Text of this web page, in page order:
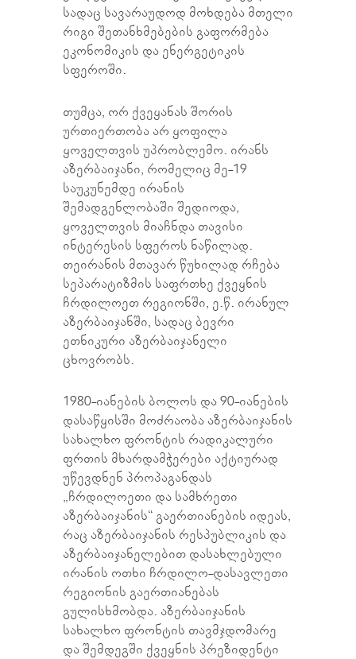
სადაც სავარაუდოდ მოხდება მთელი
რიგი შეთანხმებების გაფორმება
ეკონომიკის და ენერგეტიკის
სფეროში.
თუმცა, ორ ქვეყანას შორის
ურთიერთობა არ ყოფილა
ყოველთვის უპრობლემო. ირანს
აზერბაიჯანი, რომელიც მე-19
საუკუნემდე ირანის
შემადგენლობაში შედიოდა,
ყოველთვის მიაჩნდა თავისი
ინტერესის სფეროს ნაწილად.
თეირანის მთავარ წუხილად რჩება
სეპარატიზმის საფრთხე ქვეყნის
ჩრდილოეთ რეგიონში, ე.წ. ირანულ
აზერბაიჯანში, სადაც ბევრი
ეთნიკური აზერბაიჯანელი
ცხოვრობს.
1980-იანების ბოლოს და 90-იანების
დასაწყისში მოძრაობა აზერბაიჯანის
სახალხო ფრონტის რადიკალური
ფრთის მხარდამჭერები აქტიურად
უწევდნენ პროპაგანდას
„ჩრდილოეთი და სამხრეთი
აზერბაიჯანის“ გაერთიანების იდეას,
რაც აზერბაიჯანის რესპუბლიკის და
აზერბაიჯანელებით დასახლებული
ირანის ოთხი ჩრდილო-დასავლეთი
რეგიონის გაერთიანებას
გულისხმობდა. აზერბაიჯანის
სახალხო ფრონტის თავმჯდომარე
და შემდეგში ქვეყნის პრეზიდენტი